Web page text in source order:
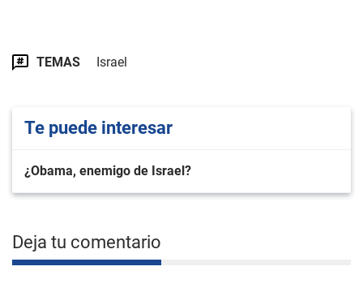
TEMAS Israel
Te puede interesar
¿Obama, enemigo de Israel?
Deja tu comentario